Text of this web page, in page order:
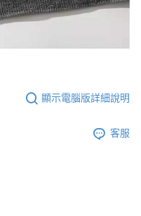
顯示電腦版詳細說明
客服